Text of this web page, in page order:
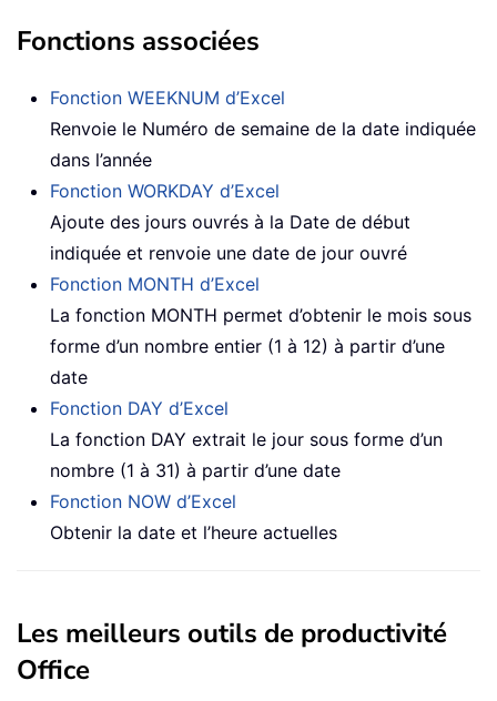
Fonctions associées
Fonction WEEKNUM d’Excel
Renvoie le Numéro de semaine de la date indiquée
dans l’année
Fonction WORKDAY d’Excel
Ajoute des jours ouvrés à la Date de début
indiquée et renvoie une date de jour ouvré
Fonction MONTH d’Excel
La fonction MONTH permet d’obtenir le mois sous
forme d’un nombre entier (1 à 12) à partir d’une
date
Fonction DAY d’Excel
La fonction DAY extrait le jour sous forme d’un
nombre (1 à 31) à partir d’une date
Fonction NOW d’Excel
Obtenir la date et l’heure actuelles
Les meilleurs outils de productivité
Office